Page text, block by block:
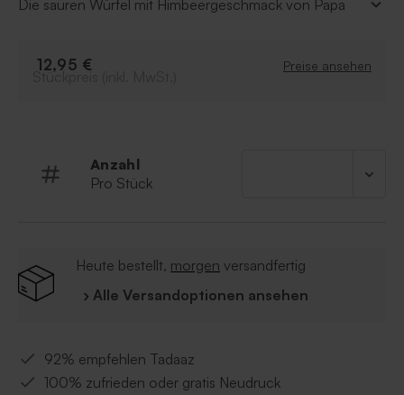
Die sauren Würfel mit Himbeergeschmack von Papa
Aufmerksamkeit. Zusammen mit passenden
• Inhalt: 1kg
• Von Papa Chocolat
Farbstoff E132.
12,95 € Preise ansehen
Anzahl
Pro Stück
Heute bestellt, morgen versandfertig
› Alle Versandoptionen ansehen
92% empfehlen Tadaaz
100% zufrieden oder gratis Neudruck